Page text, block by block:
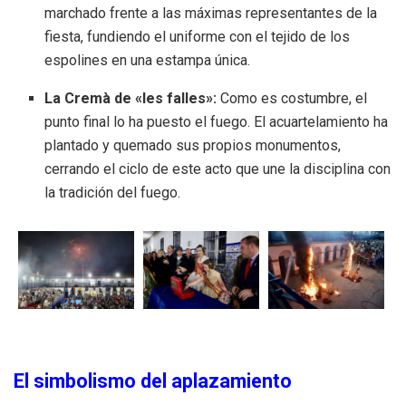
marchado frente a las máximas representantes de la
fiesta, fundiendo el uniforme con el tejido de los
espolines en una estampa única.
La Cremà de «les falles»: Como es costumbre, el
punto final lo ha puesto el fuego. El acuartelamiento ha
plantado y quemado sus propios monumentos,
cerrando el ciclo de este acto que une la disciplina con
la tradición del fuego.
El simbolismo del aplazamiento